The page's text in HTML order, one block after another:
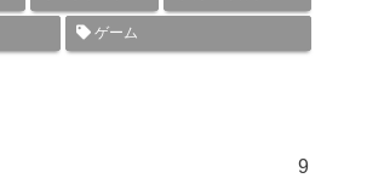
ゲーム
9